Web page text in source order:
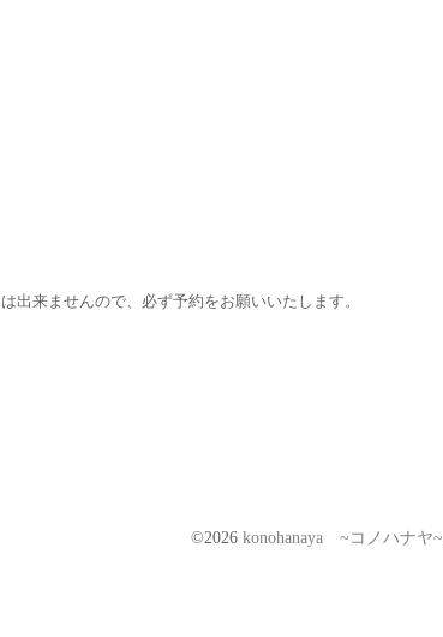
出来ませんので、必ず予約をお願いいたします。
©2026 konohanaya ~コノハナヤ~